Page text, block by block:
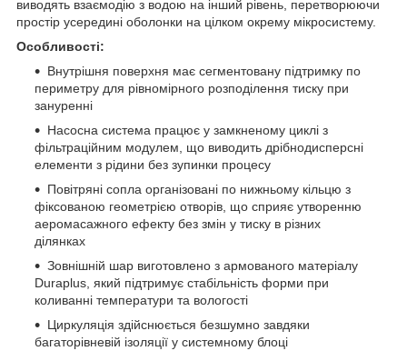
виводять взаємодію з водою на інший рівень, перетворюючи
простір усередині оболонки на цілком окрему мікросистему.
Особливості:
Внутрішня поверхня має сегментовану підтримку по
периметру для рівномірного розподілення тиску при
зануренні
Насосна система працює у замкненому циклі з
фільтраційним модулем, що виводить дрібнодисперсні
елементи з рідини без зупинки процесу
Повітряні сопла організовані по нижньому кільцю з
фіксованою геометрією отворів, що сприяє утворенню
аеромасажного ефекту без змін у тиску в різних
ділянках
Зовнішній шар виготовлено з армованого матеріалу
Duraplus, який підтримує стабільність форми при
коливанні температури та вологості
Циркуляція здійснюється безшумно завдяки
багаторівневій ізоляції у системному блоці